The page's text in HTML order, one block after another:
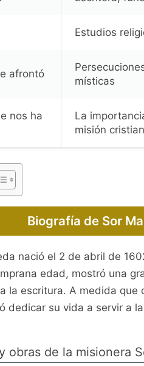
Estudios
afrontó
místicas
nos ha
La
misión
Biografía de Sor
nació el 2 de abril de
edad, mostró una
la escritura. A medida que
dedicar su vida a servir a
obras de la misionera